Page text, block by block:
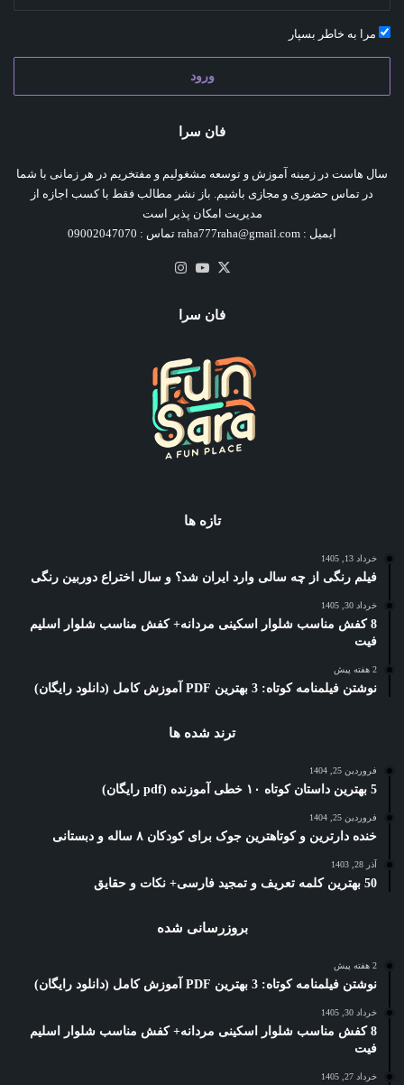
مرا به خاطر بسپار
ورود
فان سرا
سال هاست در زمینه آموزش و توسعه مشغولیم و مفتخریم در هر زمانی با شما
در تماس حضوری و مجازی باشیم. باز نشر مطالب فقط با کسب اجازه از
مدیریت امکان پذیر است
ایمیل : raha777raha@gmail.com تماس : 09002047070
X یوتیوب
فان سرا
تازه ها
خرداد 13, 1405
فیلم رنگی از چه سالی وارد ایران شد؟ و سال اختراع دوربین رنگی
خرداد 30, 1405
8 کفش مناسب شلوار اسکینی مردانه+ کفش مناسب شلوار اسلیم
فیت
2 هفته پیش
نوشتن فیلمنامه کوتاه: 3 بهترین PDF آموزش کامل (دانلود رایگان)
ترند شده ها
فروردین 25, 1404
5 بهترین داستان کوتاه ۱۰ خطی آموزنده (pdf رایگان)
فروردین 25, 1404
خنده دارترین و کوتاهترین جوک برای کودکان ۸ ساله و دبستانی
آذر 28, 1403
50 بهترین کلمه تعریف و تمجید فارسی+ نکات و حقایق
بروزرسانی شده
2 هفته پیش
نوشتن فیلمنامه کوتاه: 3 بهترین PDF آموزش کامل (دانلود رایگان)
خرداد 30, 1405
8 کفش مناسب شلوار اسکینی مردانه+ کفش مناسب شلوار اسلیم
فیت
خرداد 27, 1405